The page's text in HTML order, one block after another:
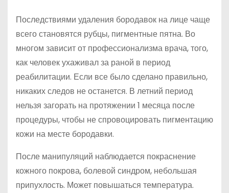
Последствиями удаления бородавок на лице чаще
всего становятся рубцы, пигментные пятна. Во
многом зависит от профессионализма врача, того,
как человек ухаживал за раной в период
реабилитации. Если все было сделано правильно,
никаких следов не останется. В летний период
нельзя загорать на протяжении 1 месяца после
процедуры, чтобы не спровоцировать пигментацию
кожи на месте бородавки.
После манипуляций наблюдается покраснение
кожного покрова, болевой синдром, небольшая
припухлость. Может повышаться температура.